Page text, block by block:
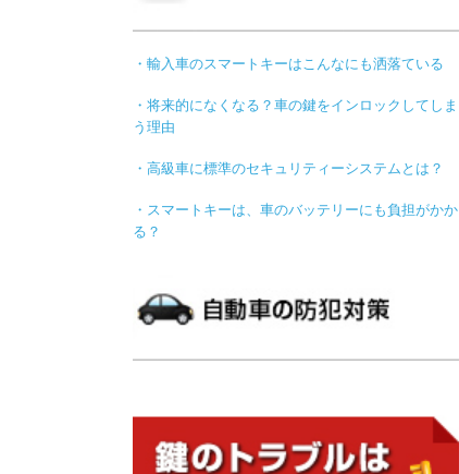
・輸入車のスマートキーはこんなにも洒落ている
・将来的になくなる？車の鍵をインロックしてしま
う理由
・高級車に標準のセキュリティーシステムとは？
・スマートキーは、車のバッテリーにも負担がかか
る？